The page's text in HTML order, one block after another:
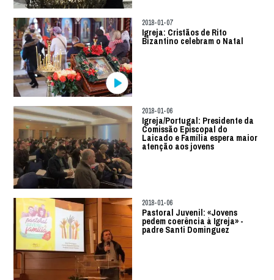
2018-01-07
Igreja: Cristãos de Rito
Bizantino celebram o Natal
2018-01-06
Igreja/Portugal: Presidente da
Comissão Episcopal do
Laicado e Família espera maior
atenção aos jovens
2018-01-06
Pastoral Juvenil: «Jovens
pedem coerência à Igreja» -
padre Santi Dominguez